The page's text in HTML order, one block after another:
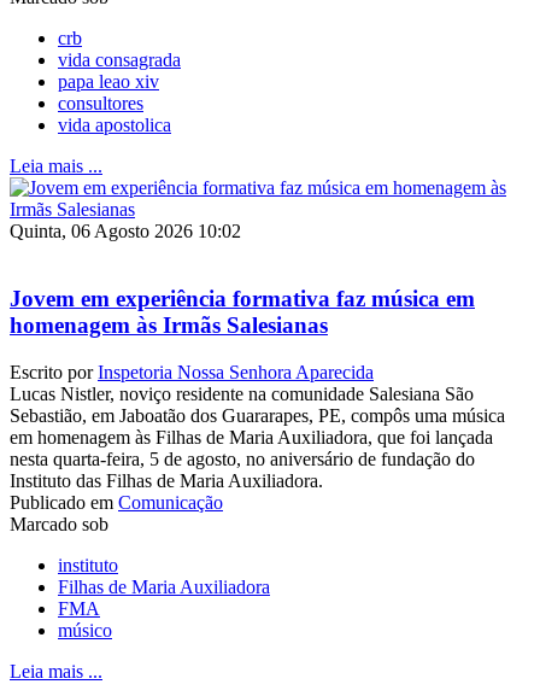
crb
vida consagrada
papa leao xiv
consultores
vida apostolica
Leia mais ...
Quinta, 06 Agosto 2026 10:02
Jovem em experiência formativa faz música em
homenagem às Irmãs Salesianas
Escrito porInspetoria Nossa Senhora Aparecida
Lucas Nistler, noviço residente na comunidade Salesiana São
Sebastião, em Jaboatão dos Guararapes, PE, compôs uma música
em homenagem às Filhas de Maria Auxiliadora, que foi lançada
nesta quarta-feira, 5 de agosto, no aniversário de fundação do
Instituto das Filhas de Maria Auxiliadora.
Publicado em Comunicação
Marcado sob
instituto
Filhas de Maria Auxiliadora
FMA
músico
Leia mais ...